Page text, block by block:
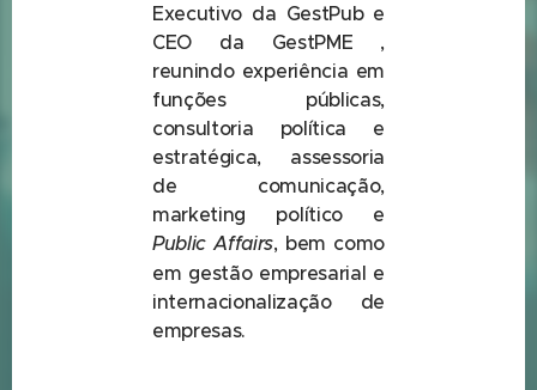
Executivo da GestPub e
CEO da GestPME ,
reunindo experiência em
funções públicas,
consultoria política e
estratégica, assessoria
de comunicação,
marketing político e
Public Affairs, bem como
em gestão empresarial e
internacionalização de
empresas.